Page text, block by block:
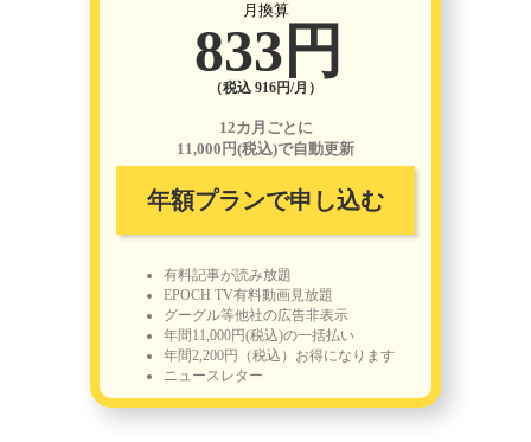
月換算
833円
（税込 916円/月）
12カ月ごとに
11,000円(税込)で自動更新
年額プランで申し込む
有料記事が読み放題
EPOCH TV有料動画見放題
グーグル等他社の広告非表示
年間11,000円(税込)の一括払い
年間2,200円（税込）お得になります
ニュースレター